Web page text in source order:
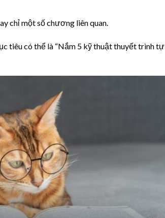
chỉ một số chương liên quan.
tiêu có thể là “Nắm 5 kỹ thuật thuyết trình tự